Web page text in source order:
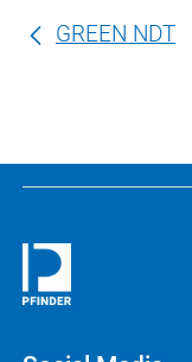
GREEN NDT